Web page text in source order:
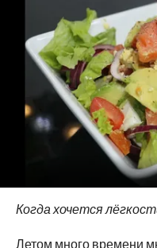
Когда хочется
Летом много времени